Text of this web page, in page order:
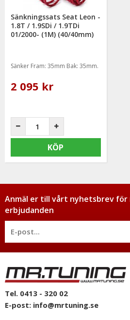
Sänkningssats Seat Leon -
1.8T / 1.9SDi / 1.9TDi
01/2000- (1M) (40/40mm)
Sänker Fram: 35mm Bak: 35mm.
2 095 kr
KÖP
Anmäl er till vårt nyhetsbrev
erbjudanden
Tel. 0413 - 320 02
E-post: info@mrtuning.se